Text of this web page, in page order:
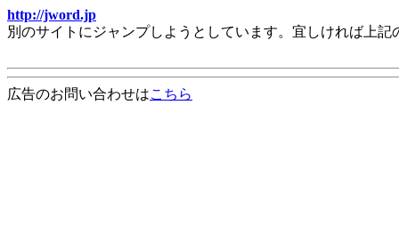
http://jword.jp
別のサイトにジャンプしようとしています。宜しければ上
広告のお問い合わせはこちら